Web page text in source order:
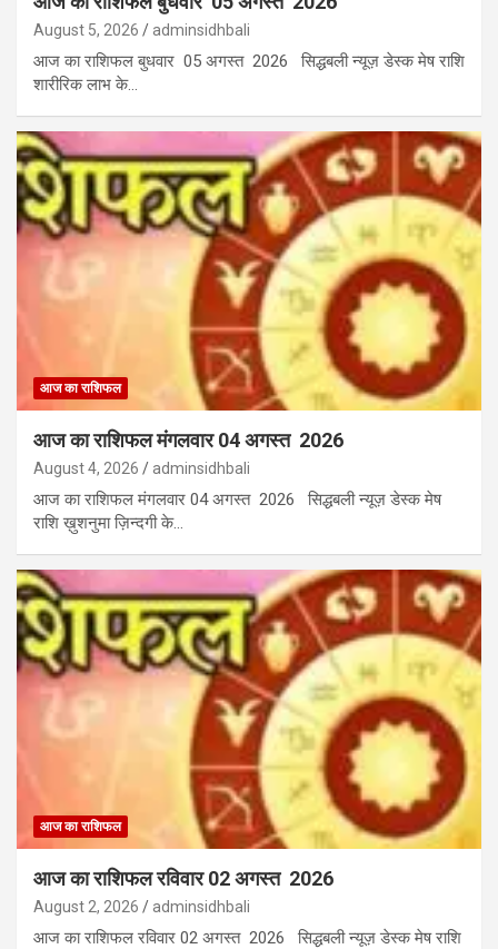
August 5, 2026 adminsidhbali
आज का राशिफल बुधवार 05 अगस्त 2026 सिद्धबली न्यूज़ डेस्क मेष राशि
शारीरिक लाभ के…
आज का राशिफल
आज का राशिफल मंगलवार 04 अगस्त 2026
August 4, 2026 adminsidhbali
आज का राशिफल मंगलवार 04 अगस्त 2026 सिद्धबली न्यूज़ डेस्क मेष
राशि ख़ुशनुमा ज़िन्दगी के…
आज का राशिफल
आज का राशिफल रविवार 02 अगस्त 2026
August 2, 2026 adminsidhbali
आज का राशिफल रविवार 02 अगस्त 2026 सिद्धबली न्यूज़ डेस्क मेष राशि